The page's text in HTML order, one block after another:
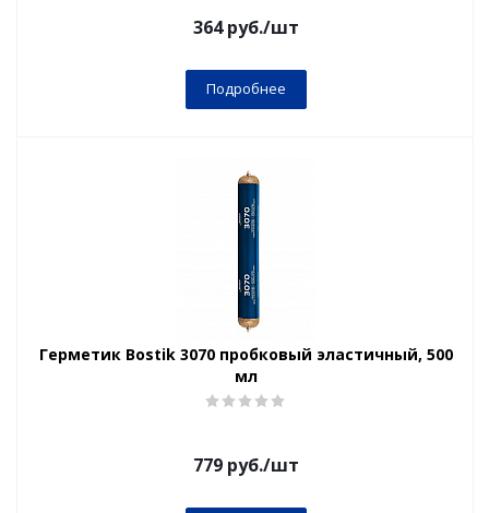
364руб./шт
Подробнее
Герметик Bostik 3070 пробковый эластичный, 500
мл
779руб./шт